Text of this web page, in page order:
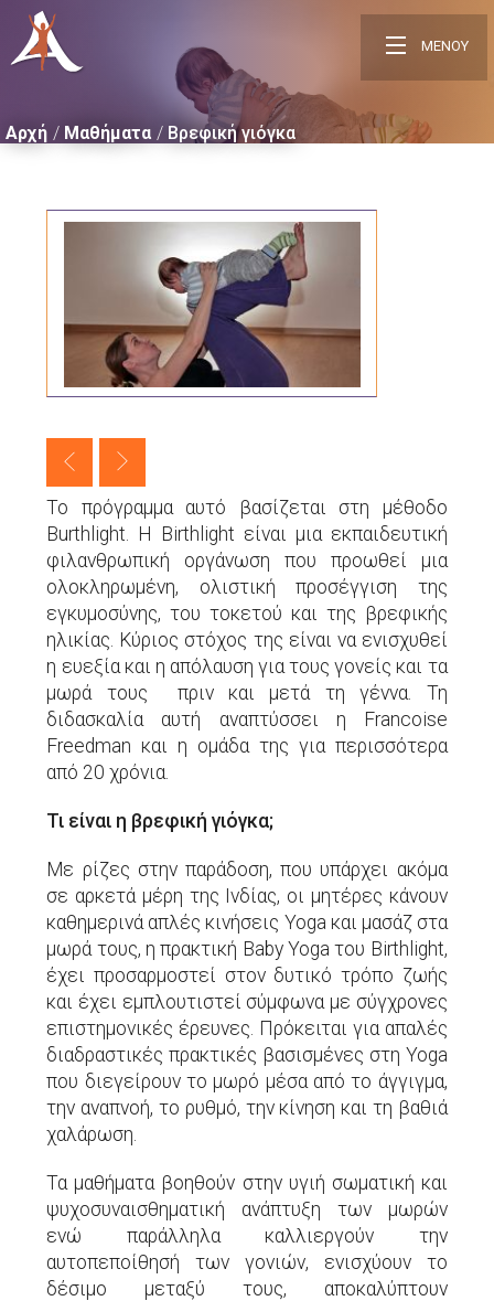
ΜΕΝΟΥ
Αρχή Μαθήματα Bρεφική γιόγκα
Το πρόγραμμα αυτό βασίζεται στη μέθοδο
Burthlight. Η Birthlight είναι μια εκπαιδευτική
φιλανθρωπική οργάνωση που προωθεί μια
ολοκληρωμένη, ολιστική προσέγγιση της
εγκυμοσύνης, του τοκετού και της βρεφικής
ηλικίας. Κύριος στόχος της είναι να ενισχυθεί
η ευεξία και η απόλαυση για τους γονείς και τα
μωρά τους πριν και μετά τη γέννα. Τη
διδασκαλία αυτή αναπτύσσει η Francoise
Freedman και η ομάδα της για περισσότερα
από 20 χρόνια.
Τι είναι η βρεφική γιόγκα;
Με ρίζες στην παράδοση, που υπάρχει ακόμα
σε αρκετά μέρη της Ινδίας, οι μητέρες κάνουν
καθημερινά απλές κινήσεις Yoga και μασάζ στα
μωρά τους, η πρακτική Baby Yoga του Birthlight,
έχει προσαρμοστεί στον δυτικό τρόπο ζωής
και έχει εμπλουτιστεί σύμφωνα με σύγχρονες
επιστημονικές έρευνες. Πρόκειται για απαλές
διαδραστικές πρακτικές βασισμένες στη Yoga
που διεγείρουν το μωρό μέσα από το άγγιγμα,
την αναπνοή, το ρυθμό, την κίνηση και τη βαθιά
χαλάρωση.
Τα μαθήματα βοηθούν στην υγιή σωματική και
ψυχοσυναισθηματική ανάπτυξη των μωρών
ενώ παράλληλα καλλιεργούν την
αυτοπεποίθησή των γονιών, ενισχύουν το
δέσιμο μεταξύ τους, αποκαλύπτουν